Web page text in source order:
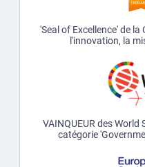
'Seal of Excellence' de
l'innovation, la
VAINQUEUR des
catégorie